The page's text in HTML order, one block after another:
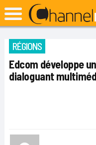
RÉGIONS
Edcom développe
dialoguant